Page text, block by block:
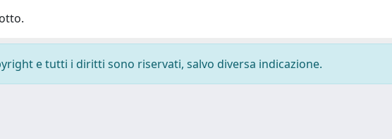
e tutti i diritti sono riservati, salvo diversa indicazione.